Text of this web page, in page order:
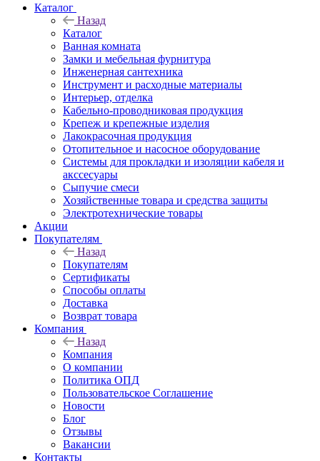
Каталог
Назад
Каталог
Ванная комната
Замки и мебельная фурнитура
Инженерная сантехника
Инструмент и расходные материалы
Интерьер, отделка
Кабельно-проводниковая продукция
Крепеж и крепежные изделия
Лакокрасочная продукция
Отопительное и насосное оборудование
Системы для прокладки и изоляции кабеля и
акссесуары
Сыпучие смеси
Хозяйственные товара и средства защиты
Электротехнические товары
Акции
Покупателям
Назад
Покупателям
Сертификаты
Способы оплаты
Доставка
Возврат товара
Компания
Назад
Компания
О компании
Политика ОПД
Пользовательское Соглашение
Новости
Блог
Отзывы
Вакансии
Контакты